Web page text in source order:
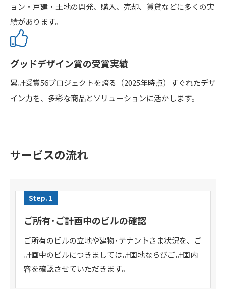
ョン・戸建・土地の開発、購入、売却、賃貸などに多くの実
績があります。
グッドデザイン賞の受賞実績
累計受賞56プロジェクトを誇る（2025年時点）すぐれたデザ
イン力を、多彩な商品とソリューションに活かします。
サービスの流れ
Step. 1
ご所有･ご計画中のビルの確認
ご所有のビルの立地や建物･テナントさま状況を、ご
計画中のビルにつきましては計画地ならびご計画内
容を確認させていただきます。